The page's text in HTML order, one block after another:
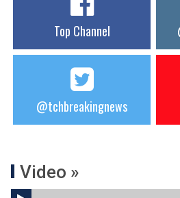
Top Channel
@tchbreakingnews
Video »